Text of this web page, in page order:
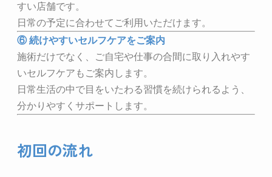
すい店舗です。
日常の予定に合わせてご利用いただけます。
⑥ 続けやすいセルフケアをご案内
施術だけでなく、ご自宅や仕事の合間に取り入れやす
いセルフケアもご案内します。
日常生活の中で目をいたわる習慣を続けられるよう、
分かりやすくサポートします。
初回の流れ